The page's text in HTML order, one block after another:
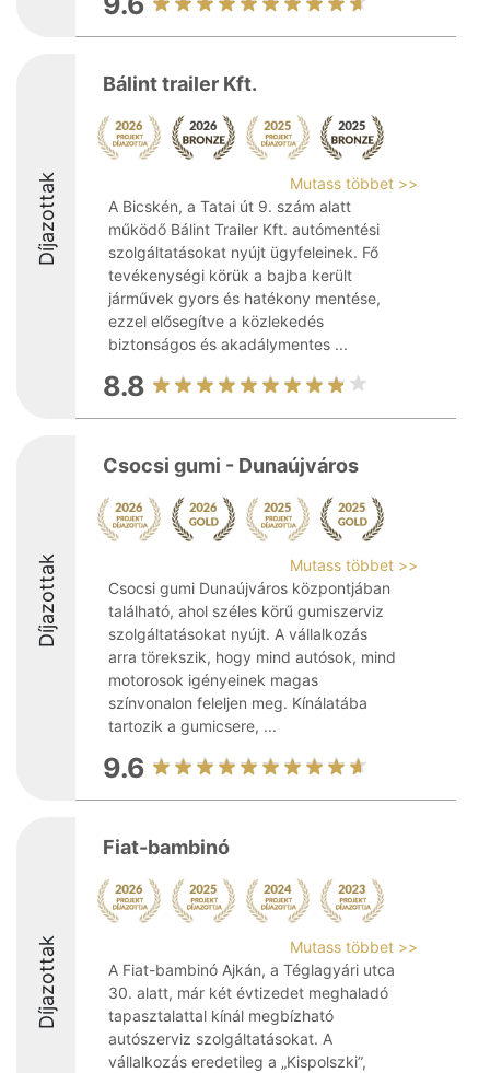
Díjazottak
Bálint trailer Kft.
Mutass többet >>
A Bicskén, a Tatai út 9. szám alatt
működő Bálint Trailer Kft. autómentési
szolgáltatásokat nyújt ügyfeleinek. Fő
tevékenységi körük a bajba került
járművek gyors és hatékony mentése,
ezzel elősegítve a közlekedés
biztonságos és akadálymentes ...
8.8
Díjazottak
Csocsi gumi - Dunaújváros
Mutass többet >>
Csocsi gumi Dunaújváros központjában
található, ahol széles körű gumiszerviz
szolgáltatásokat nyújt. A vállalkozás
arra törekszik, hogy mind autósok, mind
motorosok igényeinek magas
színvonalon feleljen meg. Kínálatába
tartozik a gumicsere, ...
9.6
Díjazottak
Fiat-bambinó
Mutass többet >>
A Fiat-bambinó Ajkán, a Téglagyári utca
30. alatt, már két évtizedet meghaladó
tapasztalattal kínál megbízható
autószerviz szolgáltatásokat. A
vállalkozás eredetileg a „Kispolszki”,